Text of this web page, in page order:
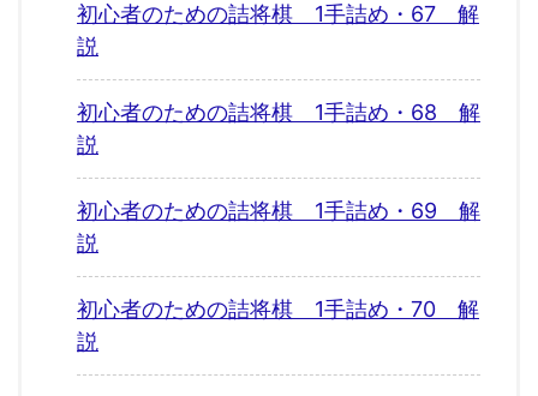
初心者のための詰将棋 1手詰め・67 解
説
初心者のための詰将棋 1手詰め・68 解
説
初心者のための詰将棋 1手詰め・69 解
説
初心者のための詰将棋 1手詰め・70 解
説